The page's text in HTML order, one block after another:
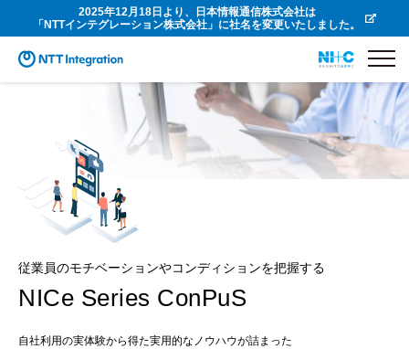
2025年12月18日より、日本情報通信株式会社は
「NTTインテグレーション株式会社」に社名を変更いたしました。
従業員のモチベーションやコンディションを把握する
NICe Series ConPuS
自社利用の実体験から得た実用的なノウハウが詰まった